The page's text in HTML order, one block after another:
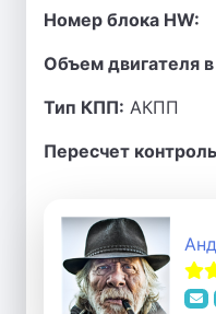
Номер блока HW:
Объем двигателя
Тип КПП: АКПП
Пересчет